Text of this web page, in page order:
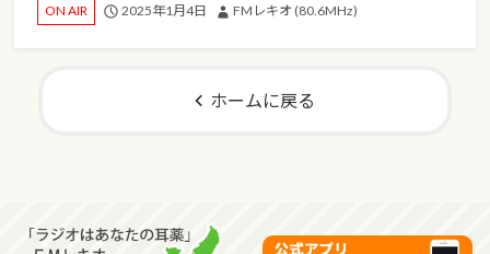
ON AIR 2025年1月4日 FMレキオ (80.6MHz)
ホームに戻る